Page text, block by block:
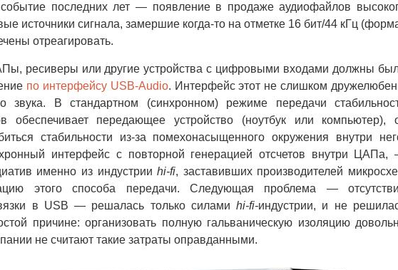
последних лет — появление в продаже аудиофайлов
источники сигнала, замершие когда-то на отметке 16 бит/44 кГц
отреагировать.
ресиверы или другие устройства с цифровыми входами должны
по интерфейсу USB-Audio. Интерфейс этот не слишком
звука. В стандартном (синхронном) режиме передачи
обеспечивает передающее устройство (ноутбук или компьютер),
стабильности из-за помехонасыщенного окружения внутри
интерфейс с повторной генерацией отсчетов внутри ЦАПа,
именно из индустрииhi-fi, заставивших производителей
этого способа передачи. Следующая проблема —
в USB — решалась только силамиhi-fi-индустрии, и не
причине: организовать полную гальваническую изоляцию
не считают такие затраты оправданными.